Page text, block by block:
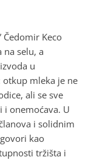
Čedomir Keco
selu, a
u
otkup mleka je ne
ali se sve
i onemoćava. U
i solidnim
kao
tržišta i